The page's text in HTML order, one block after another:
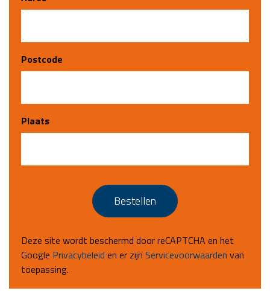
Postcode
Plaats
Bestellen
Deze site wordt beschermd door reCAPTCHA en het
Google Privacybeleid en er zijn Servicevoorwaarden van
toepassing.